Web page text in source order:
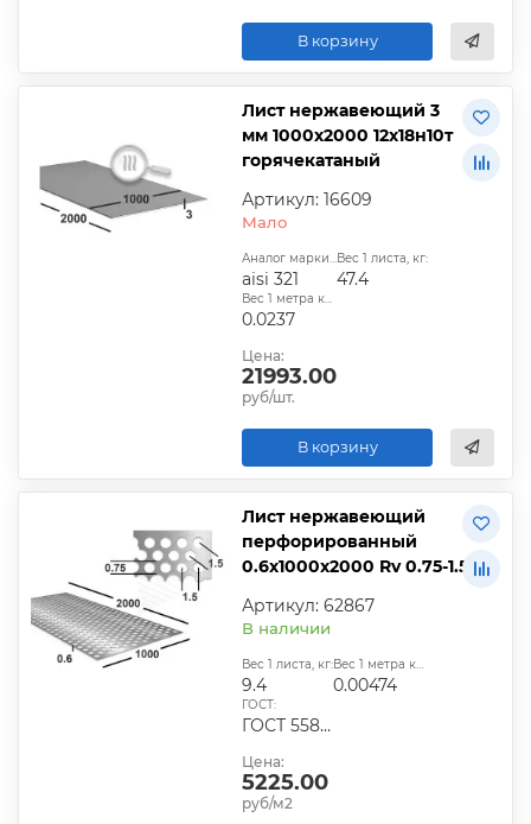
В корзину
Лист нержавеющий 3
мм 1000х2000 12х18н10т
горячекатаный
Артикул: 16609
Мало
Аналог марки стали:
aisi 321
Вес 1 листа, кг:
47.4
Вес 1 метра квадратного, т:
0.0237
Цена:
21993.00
руб/шт.
В корзину
Лист нержавеющий
перфорированный
0.6х1000х2000 Rv 0.75-1.5
Артикул: 62867
В наличии
Вес 1 листа, кг:
9.4
Вес 1 метра квадратного, т:
0.00474
ГОСТ:
ГОСТ 5582–75;ГОСТ 19903–74;ГОСТ 7350–77;ГОСТ 19904–90
Цена:
5225.00
руб/м2